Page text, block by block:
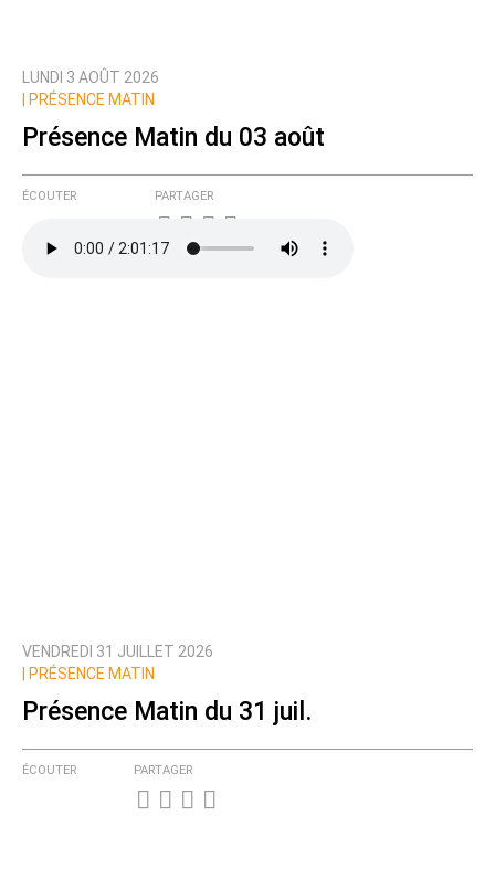
LUNDI 3 AOÛT 2026
PRÉSENCE MATIN
Présence Matin du 03 août
ÉCOUTER PARTAGER
VENDREDI 31 JUILLET 2026
PRÉSENCE MATIN
Présence Matin du 31 juil.
ÉCOUTER PARTAGER